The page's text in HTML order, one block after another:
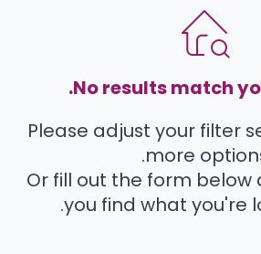
No results match
Please adjust your filter
more
Or fill out the form below
you find what you're